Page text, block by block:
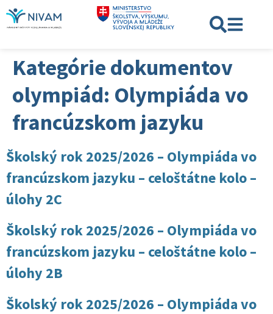
Kategórie dokumentov
olympiád: Olympiáda vo
francúzskom jazyku
Školský rok 2025/2026 – Olympiáda vo
francúzskom jazyku – celoštátne kolo –
úlohy 2C
Školský rok 2025/2026 – Olympiáda vo
francúzskom jazyku – celoštátne kolo –
úlohy 2B
Školský rok 2025/2026 – Olympiáda vo